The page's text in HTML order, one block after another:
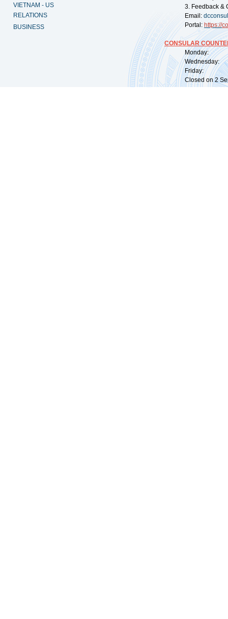
VIETNAM - US
RELATIONS
BUSINESS
3. Feedback &
Email:
Portal: https://
CONSULAR
Monday:
Wednesday:
Friday:
Closed on 2